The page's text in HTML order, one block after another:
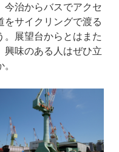
治からバスでアクセ
をサイクリングで渡る
。展望台からとはまた
興味のある人はぜひ立